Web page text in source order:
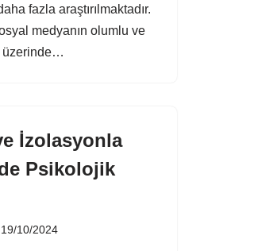
fazla araştırılmaktadır.
medyanın olumlu ve
üzerinde…
İzolasyonla
Psikolojik
19/10/2024